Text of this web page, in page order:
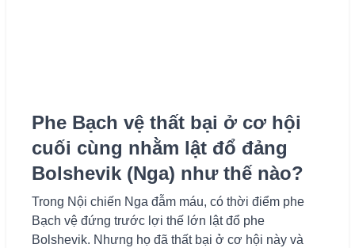
Phe Bạch vệ thất bại ở cơ hội
cuối cùng nhằm lật đổ đảng
Bolshevik (Nga) như thế nào?
Trong Nội chiến Nga đẫm máu, có thời điểm phe
Bạch vệ đứng trước lợi thế lớn lật đổ phe
Bolshevik. Nhưng họ đã thất bại ở cơ hội này và